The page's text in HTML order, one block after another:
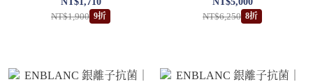
NT$1,900 9折
NT$6,250 8折